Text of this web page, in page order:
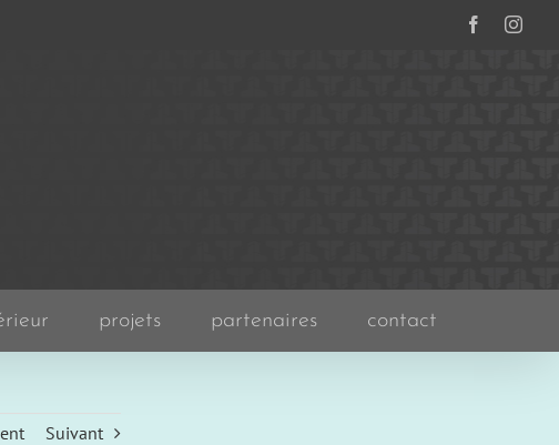
Facebook
projets partenaires contact
Suivant